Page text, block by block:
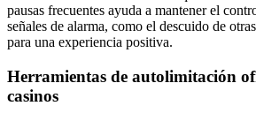
pausas frecuentes ayuda a mantener el
señales de alarma, como el descuido de
para una experiencia positiva.
Herramientas de autolimitación
casinos